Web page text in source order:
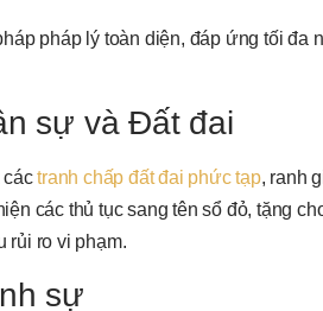
pháp lý toàn diện, đáp ứng tối đa
sự và Đất đai
cáctranh chấp đất đai phức tạp, ranh
các thủ tục sang tên sổ đỏ, tặng
rủi ro vi phạm.
sự